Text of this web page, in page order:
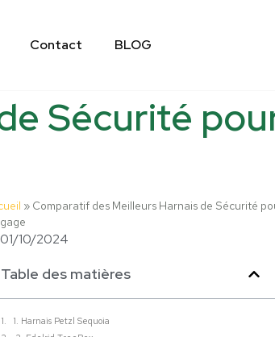
Contact BLOG
Sécurité
» Comparatif des Meilleurs Harnais de Sécurité
01/10/2024
Table des matières
1. Harnais Petzl Sequoia